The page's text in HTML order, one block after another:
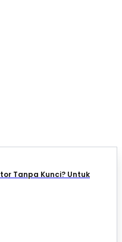
Tanpa Kunci? Untuk